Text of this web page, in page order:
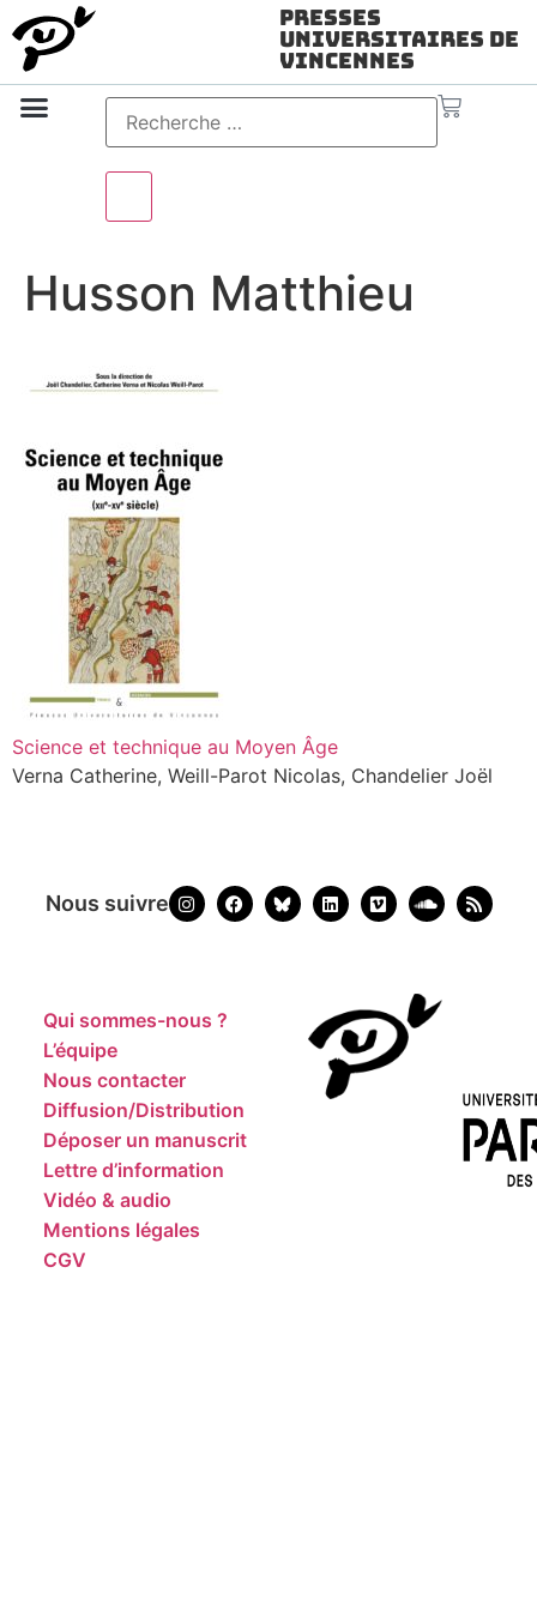
Presses
Universitaires de
Vincennes
Husson Matthieu
Science et technique au Moyen Âge
Verna Catherine, Weill-Parot Nicolas, Chandelier Joël
Nous suivre
Qui sommes-nous ?
L’équipe
Nous contacter
Diffusion/Distribution
Déposer un manuscrit
Lettre d’information
Vidéo & audio
Mentions légales
CGV